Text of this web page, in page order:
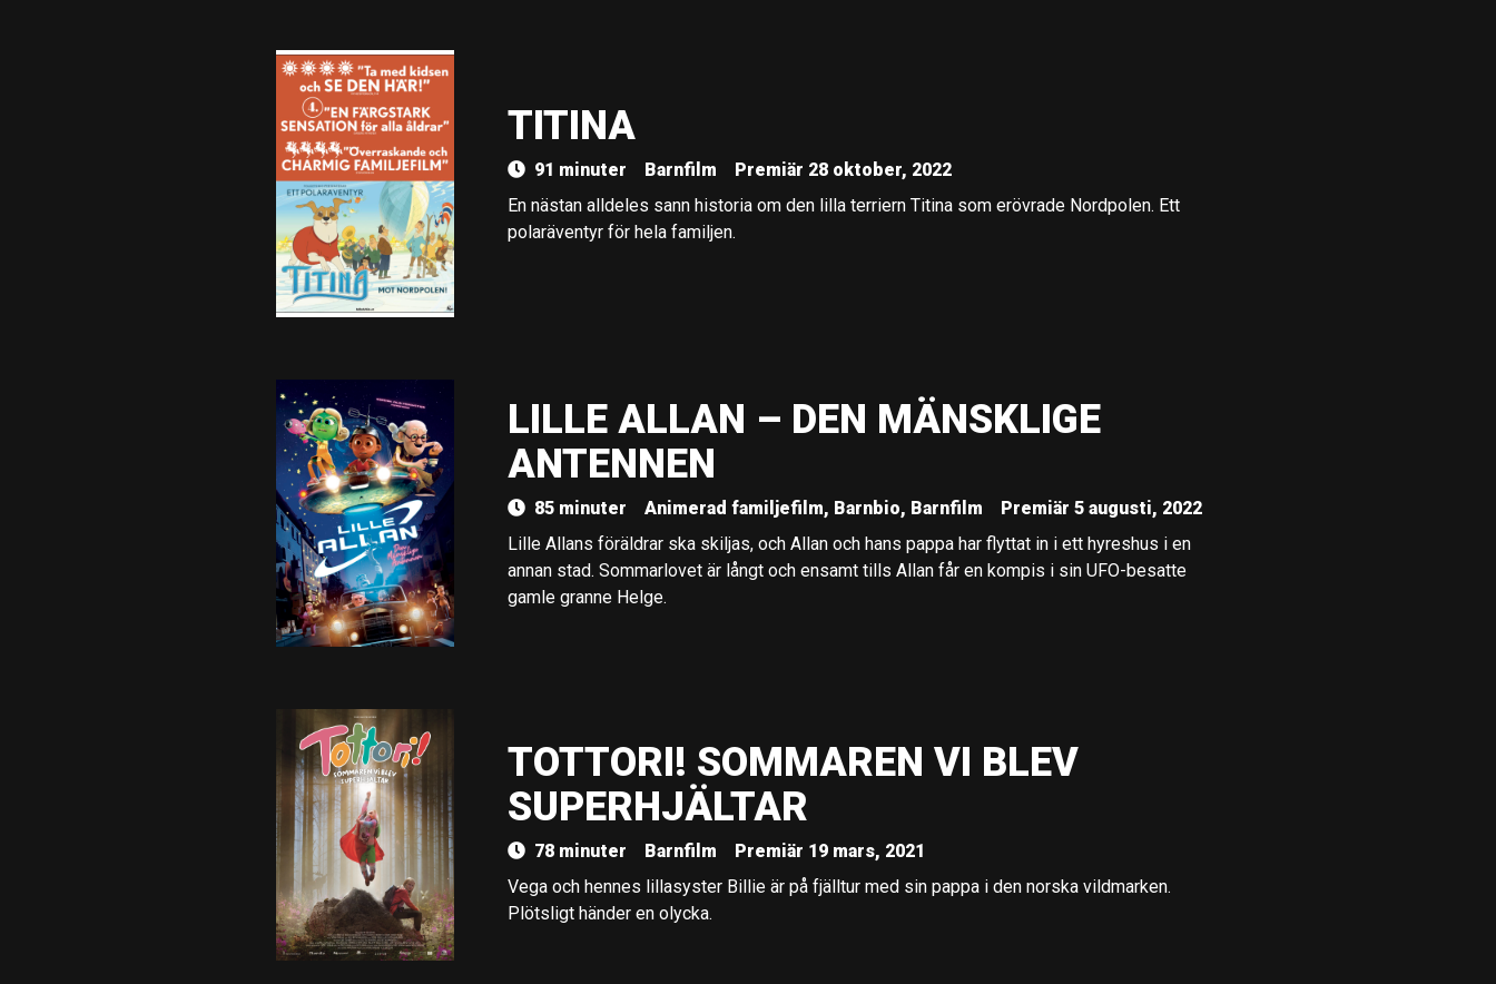
TITINA
91 minuter Barnfilm
Premiär 28 oktober, 2022
En nästan alldeles sann historia om den lilla terriern Titina som erövrade Nordpolen. Ett
polaräventyr för hela familjen.
LILLE ALLAN – DEN MÄNSKLIGE
ANTENNEN
85 minuter Animerad familjefilm, Barnbio, Barnfilm
Premiär 5 augusti, 2022
Lille Allans föräldrar ska skiljas, och Allan och hans pappa har flyttat in i ett hyreshus i en
annan stad. Sommarlovet är långt och ensamt tills Allan får en kompis i sin UFO-besatte
gamle granne Helge.
TOTTORI! SOMMAREN VI BLEV
SUPERHJÄLTAR
78 minuter Barnfilm
Premiär 19 mars, 2021
Vega och hennes lillasyster Billie är på fjälltur med sin pappa i den norska vildmarken.
Plötsligt händer en olycka.